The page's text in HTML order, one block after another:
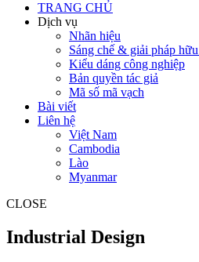
TRANG CHỦ
Dịch vụ
Nhãn hiệu
Sáng chế & giải pháp
Kiểu dáng công nghiệp
Bản quyền tác giả
Mã số mã vạch
Bài viết
Liên hệ
Việt Nam
Cambodia
Lào
Myanmar
CLOSE
Industrial Design